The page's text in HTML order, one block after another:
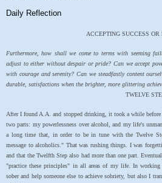
Daily Reflection
ACCEPTING SUCCESS OR
Furthermore, how shall we come to terms with seeming
adjust to either without despair or pride? Can we accept
with courage and serenity? Can we steadfastly content
durable, satisfactions when the brighter, more glittering
TWELVE
After I found A.A. and stopped drinking, it took a while
two parts: my powerlessness over alcohol, and my life's
a long time that, in order to be in tune with the Twelve
message to alcoholics." That was rushing things. I was
and that the Twelfth Step also had more than one part.
"practice these principles" in all areas of my life. In
sober and help someone else to achieve sobriety, but also I